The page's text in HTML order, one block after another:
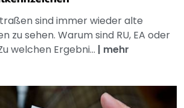
sind immer wieder alte
zu sehen. Warum sind RU, EA oder
welchen Ergebni... | mehr